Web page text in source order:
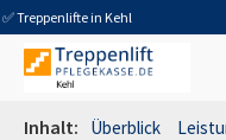
✅ Treppenlifte in Kehl
Inhalt: Überblick